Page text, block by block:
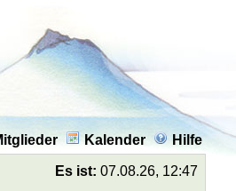
Kalender Hilfe
Es ist: 07.08.26, 12:47